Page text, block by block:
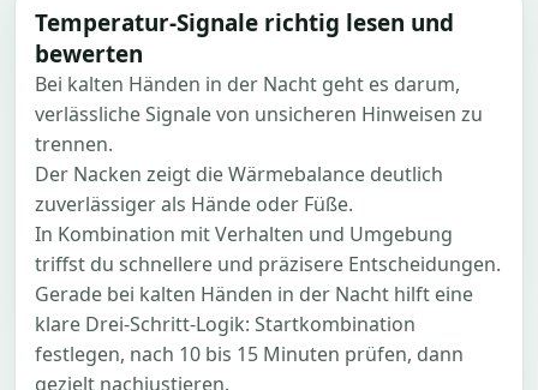
Temperatur-Signale richtig lesen und
bewerten
Bei kalten Händen in der Nacht geht es darum,
verlässliche Signale von unsicheren Hinweisen zu
trennen.
Der Nacken zeigt die Wärmebalance deutlich
zuverlässiger als Hände oder Füße.
In Kombination mit Verhalten und Umgebung
triffst du schnellere und präzisere Entscheidungen.
Gerade bei kalten Händen in der Nacht hilft eine
klare Drei-Schritt-Logik: Startkombination
festlegen, nach 10 bis 15 Minuten prüfen, dann
gezielt nachjustieren.